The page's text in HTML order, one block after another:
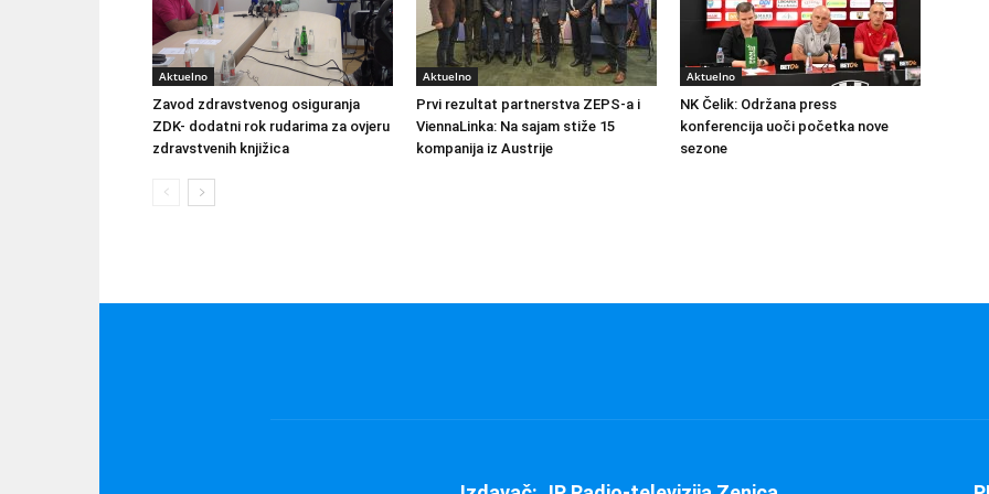
Aktuelno
Zavod zdravstvenog osiguranja
ZDK- dodatni rok rudarima za ovjeru
zdravstvenih knjižica
Aktuelno
Prvi rezultat partnerstva ZEPS-a i
ViennaLinka: Na sajam stiže 15
kompanija iz Austrije
Aktuelno
NK Čelik: Održana press
konferencija uoči početka nove
sezone